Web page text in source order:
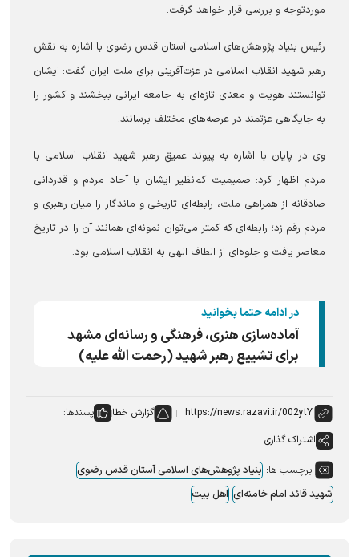
موردتوجه و بررسی قرار خواهد گرفت.
رئیس بنیاد پژوهش‌های اسلامی آستان قدس رضوی با اشاره به نقش
رهبر شهید انقلاب اسلامی در عزت‌آفرینی برای ملت ایران گفت: ایشان
توانستند هویت و معنای تازه‌ای به جامعه ایرانی ببخشند و کشور را
به جایگاهی عزتمند در عرصه‌های مختلف برسانند.
وی در پایان با اشاره به پیوند عمیق رهبر شهید انقلاب اسلامی با
مردم اظهار کرد: صمیمیت کم‌نظیر ایشان با آحاد مردم و قدردانی
صادقانه از همراهی ملت، رابطه‌ای تاریخی و ماندگار را میان رهبری و
مردم رقم زد؛ رابطه‌ای که کمتر می‌توان نمونه‌ای همانند آن را در تاریخ
معاصر یافت و جلوه‌ای از الطاف الهی به انقلاب اسلامی بود.
در ادامه حتما بخوانید
آماده‌سازی هنری، فرهنگی و رسانه‌ای مشهد
برای تشییع رهبر شهید (رحمت الله علیه)
گزارش خطا
پسندها:
اشتراک گذاری
برچسب ها: بنیاد پژوهش‌های اسلامی آستان قدس رضوی
شهید قائد امام خامنه‌ای اهل بیت